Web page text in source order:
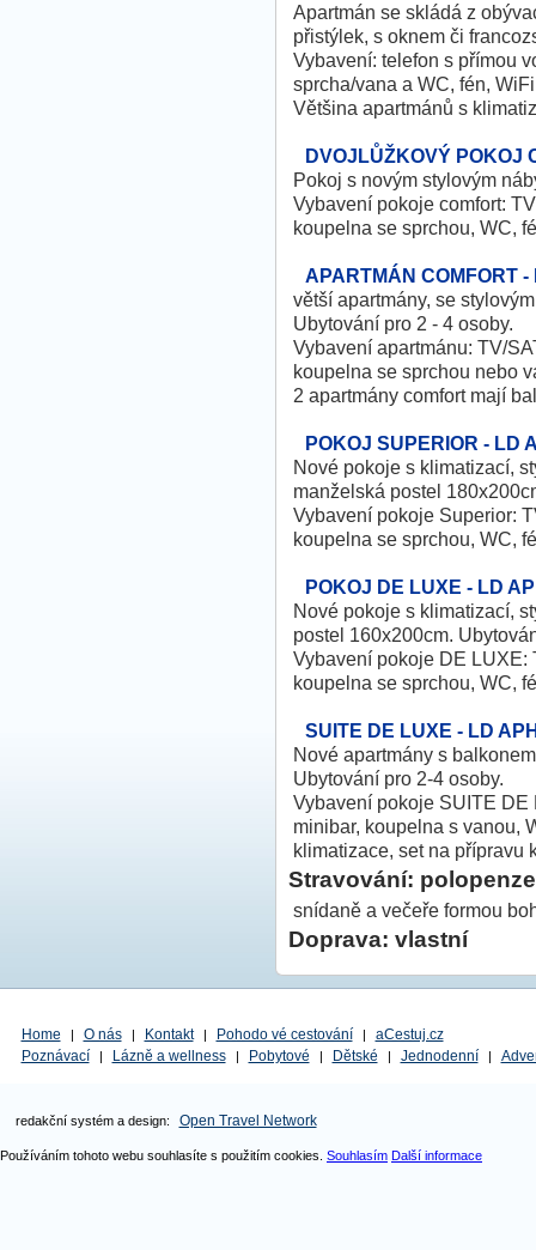
Apartmán se skládá z
přistýlek, s oknem či
Vybavení: telefon s přímou
sprcha/vana a WC, fén,
Většina apartmánů s
DVOJLŮŽKOVÝ POKOJ
Pokoj s novým stylovým
Vybavení pokoje comfort:
koupelna se sprchou, WC,
APARTMÁN COMFORT
větší apartmány, se
Ubytování pro 2 - 4 osoby.
Vybavení apartmánu: TV/
koupelna se sprchou nebo
2 apartmány comfort mají
POKOJ SUPERIOR - LD
Nové pokoje s klimatizací,
manželská postel
Vybavení pokoje Superior:
koupelna se sprchou, WC,
POKOJ DE LUXE - LD
Nové pokoje s klimatizací,
postel 160x200cm.
Vybavení pokoje DE LUXE:
koupelna se sprchou, WC,
SUITE DE LUXE - LD
Nové apartmány s
Ubytování pro 2-4 osoby.
Vybavení pokoje SUITE DE
minibar, koupelna s vanou,
klimatizace, set na přípravu
Stravování: polopenze
snídaně a večeře formou
Doprava: vlastní
Home | O nás | Kontakt | Pohodo vé cestování |
aCestuj.cz
Poznávací
| Lázně a wellness | Pobytové | Dětské | Jednodenní |
redakční systém a design: Open Travel Network
Používáním tohoto webu souhlasíte s použitím cookies. Souhlasím Další informace